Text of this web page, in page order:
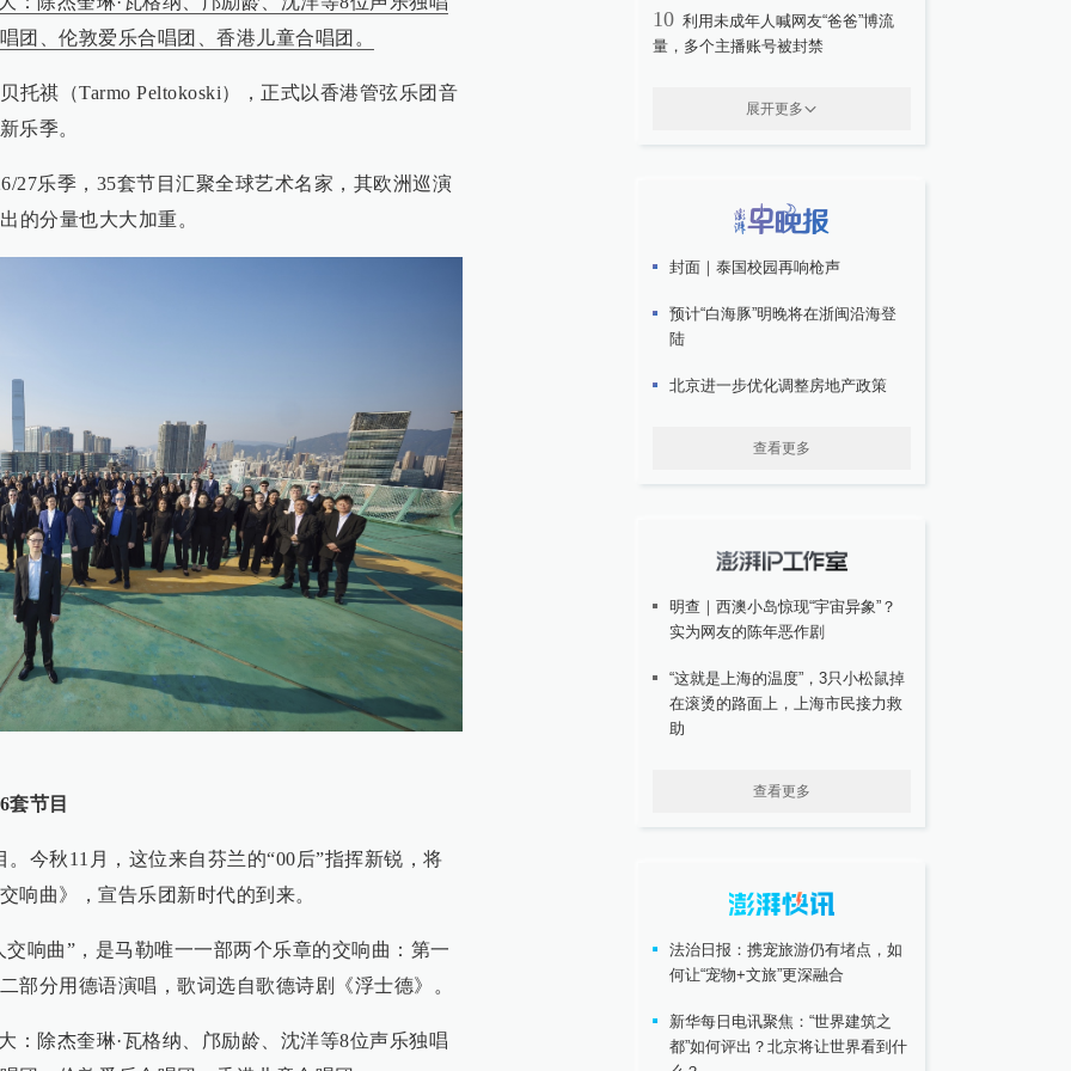
、伦敦爱乐合唱团、香港儿童合唱团。
托祺（Tarmo Peltokoski），正式以香港管弦乐团音
乐季。
27乐季，35套节目汇聚全球艺术名家，其欧洲巡演
的分量也大大加重。
6套节目
今秋11月，这位来自芬兰的“00后”指挥新锐，将
响曲》，宣告乐团新时代的到来。
交响曲”，是马勒唯一一部两个乐章的交响曲：第一
部分用德语演唱，歌词选自歌德诗剧《浮士德》。
：除杰奎琳·瓦格纳、邝励龄、沈洋等8位声乐独唱
10 利用未成年人喊网友“爸爸”博流
量，多个主播账号被封禁
展开更多
封面｜泰国校园再响枪声
预计“白海豚”明晚将在浙闽沿海登
陆
北京进一步优化调整房地产政策
查看更多
明查｜西澳小岛惊现“宇宙异象”？
实为网友的陈年恶作剧
“这就是上海的温度”，3只小松鼠掉
在滚烫的路面上，上海市民接力救
助
查看更多
法治日报：携宠旅游仍有堵点，如
何让“宠物+文旅”更深融合
新华每日电讯聚焦：“世界建筑之
都”如何评出？北京将让世界看到什